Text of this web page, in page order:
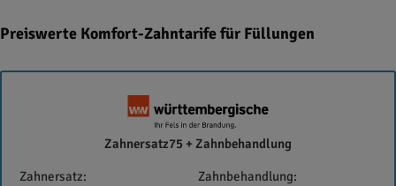
Preiswerte Komfort-Zahntarife für Füllungen
Württembergische
Zahnersatz75 + Zahnbehandlung
Zahnersatz: Zahnbehandlung: